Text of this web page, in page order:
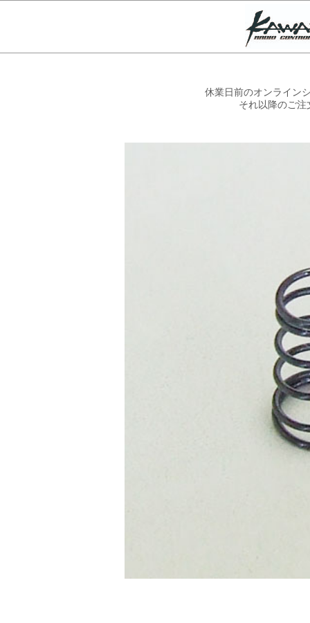
休業日前のオンライン
それ以降のご